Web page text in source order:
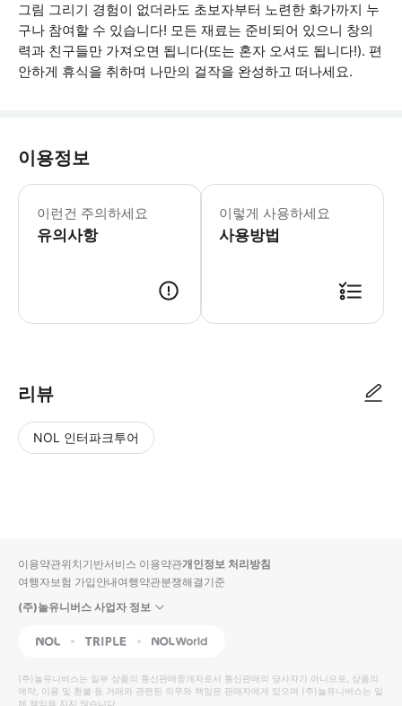
그림 그리기 경험이 없더라도 초보자부터 노련한 화가까지 누
구나 참여할 수 있습니다! 모든 재료는 준비되어 있으니 창의
력과 친구들만 가져오면 됩니다(또는 혼자 오셔도 됩니다!). 편
안하게 휴식을 취하며 나만의 걸작을 완성하고 떠나세요.
이용정보
이런건 주의하세요
유의사항
* 소요시간 : 150분 (옵션에 따라 소요
이렇게 사용하세요
사용방법
리뷰
NOL 인터파크투어
입니
다.
높
은
동
영
순
상
이용약관위치기반서비스 이용약관개인정보 처리방침
여행자보험 가입안내여행약관분쟁해결기준
(주)놀유니버스 사업자 정보
NOL Triple Interpark Global
(주)놀유니버스는 일부 상품의 통신판매중개자로서 통신판매의 당사자가 아니므로, 상품의
예약, 이용 및 환불 등 거래와 관련된 의무와 책임은 판매자에게 있으며 (주)놀유니버스는 일
체 책임을 지지 않습니다.